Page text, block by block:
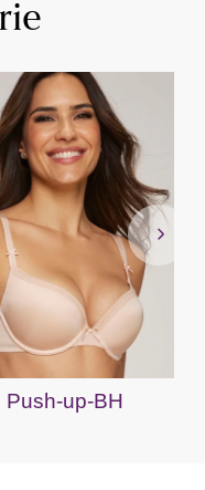
Push-up-BH